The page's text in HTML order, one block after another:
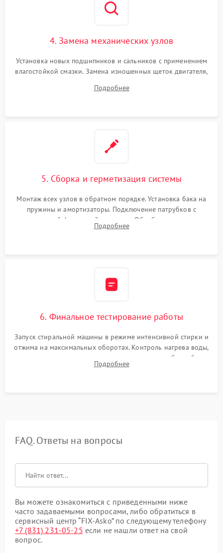
4. Замена механических узлов
Установка новых подшипников и сальников с применением
влагостойкой смазки. Замена изношенных щеток двигателя,
или поврежденной резиновой манжеты.
Подробнее
5. Сборка и герметизация системы
Монтаж всех узлов в обратном порядке. Установка бака на
пружины и амортизаторы. Подключение патрубков с
надежной фиксацией хомутами. Обработка стыков
герметиком для предотвращения возможных протечек воды.
Подробнее
6. Финальное тестирование работы
Запуск стиральной машины в режиме интенсивной стирки и
отжима на максимальных оборотах. Контроль нагрева воды,
корректности слива, отсутствия излишних вибраций,
посторонних стуков и протечек под корпусом.
Подробнее
FAQ. Ответы на вопросы
Вы можете ознакомиться с приведенными ниже
часто задаваемыми вопросами, либо обратиться в
сервисный центр “FIX-Asko” по следующему телефону
+7 (831) 231-05-25 если не нашли ответ на свой
вопрос.